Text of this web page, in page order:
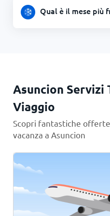
Qual è il mese più
Asuncion Servizi
Viaggio
Scopri fantastiche
vacanza a Asuncion